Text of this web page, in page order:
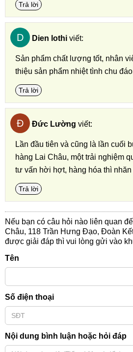
Trả lời
D Dien lothi viết:
Sản phẩm chất lượng tốt, nhân
thiệu sản phẩm nhiệt tình chu
Trả lời
Đ Đức Lường viết:
Lần đầu tiên và cũng là lần cuối
hàng Lai Châu, một trải nghiệm
tư vấn hời hợt, hàng hóa thì
Trả lời
Nếu bạn có câu hỏi nào liên quan
Châu, 118 Trần Hưng Đạo, Đoàn
được giải đáp thì vui lòng gửi vào
Tên
Số điện thoại
Nội dung bình luận hoặc hỏi đáp